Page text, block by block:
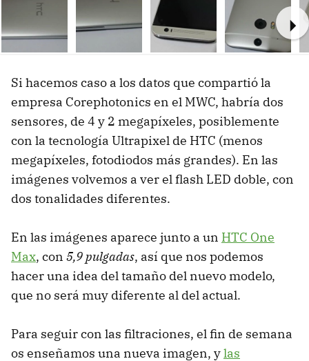
Si hacemos caso a los datos que compartió la
empresa Corephotonics en el MWC, habría dos
sensores, de 4 y 2 megapíxeles, posiblemente
con la tecnología Ultrapixel de HTC (menos
megapíxeles, fotodiodos más grandes). En las
imágenes volvemos a ver el flash LED doble, con
dos tonalidades diferentes.
En las imágenes aparece junto a un HTC One
Max, con 5,9 pulgadas, así que nos podemos
hacer una idea del tamaño del nuevo modelo,
que no será muy diferente al del actual.
Para seguir con las filtraciones, el fin de semana
os enseñamos una nueva imagen, ylas